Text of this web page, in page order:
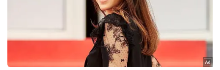
यूनीक एंगल तलाशने और कहानियों को आकर्षक अंदाज में प्रस्तुत करने की उनकी
क्षमता उन्हें डिजिटल कंटेंट स्पेस में अलग पहचान देती है। मोनू कुमार 4,000 से
अधिक स्टोरीज लिख चुके हैं, जिनमें कई वायरल रिपोर्ट्स, ट्रेंड-बेस्ड अपडेट्स और
सोशल मीडिया-फोकस्ड कंटेंट शामिल हैं।
Subscribe to our daily Newsletter!